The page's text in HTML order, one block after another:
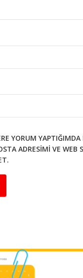
YORUM
ADRESIMI VE WEB